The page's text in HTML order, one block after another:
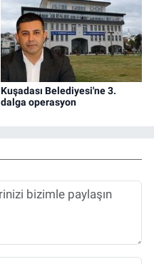
Kuşadası Belediyesi'ne 3.
dalga operasyon